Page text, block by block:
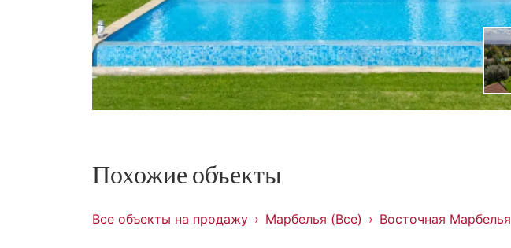
Похожие объекты
Все объекты на продажу Марбелья (Все) Восточная Марбелья